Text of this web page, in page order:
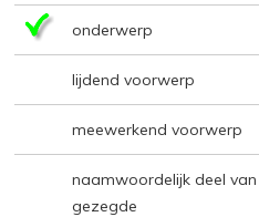
onderwerp
lijdend voorwerp
meewerkend voorwerp
naamwoordelijk deel
gezegde